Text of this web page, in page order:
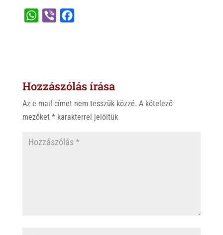
A
p
o
k
Hozzászólás írása
Az e-mail címet nem tesszük közzé. A kötelező
mezőket *karakterrel jelöltük